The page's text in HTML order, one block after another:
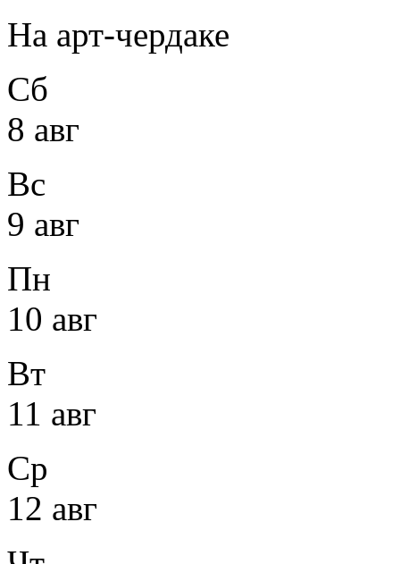
На арт-чердаке
Сб
8 авг
Вс
9 авг
Пн
10 авг
Вт
11 авг
Ср
12 авг